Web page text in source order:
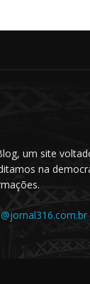
um site
na